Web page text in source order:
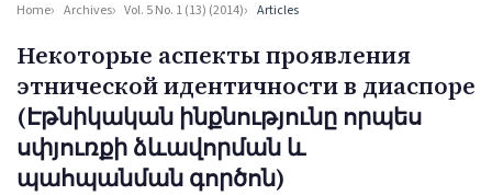
Home Archives Vol. 5 No. 1 (13) (2014) Articles
Некоторые аспекты проявления
этнической идентичности в диаспоре
(Էթնիկական ինքնությունը որպես
սփյուռքի ձևավորման և
պահպանման գործոն)